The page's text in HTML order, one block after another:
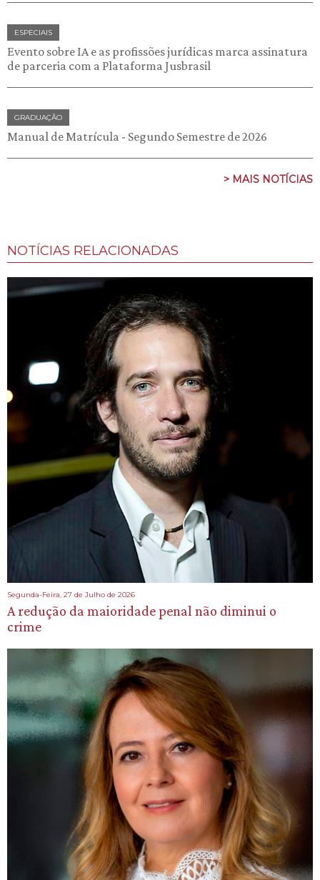
ESPECIAIS
Evento sobre IA e as profissões jurídicas marca assinatura
de parceria com a Plataforma Jusbrasil
GRADUAÇÃO
Manual de Matrícula - Segundo Semestre de 2026
> MAIS NOTÍCIAS
NOTÍCIAS RELACIONADAS
Segunda-Feira, 27 de Julho de 2026
A redução da maioridade penal não diminui o
crime